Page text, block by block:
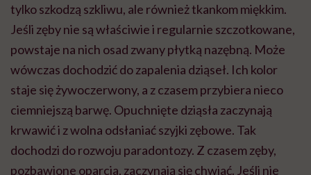
tylko szkodzą szkliwu, ale również tkankom miękkim.
Jeśli zęby nie są właściwie i regularnie szczotkowane,
powstaje na nich osad zwany płytką nazębną. Może
wówczas dochodzić do zapalenia dziąseł. Ich kolor
staje się żywoczerwony, a z czasem przybiera nieco
ciemniejszą barwę. Opuchnięte dziąsła zaczynają
krwawić i z wolna odsłaniać szyjki zębowe. Tak
dochodzi do rozwoju paradontozy. Z czasem zęby,
pozbawione oparcia, zaczynają się chwiać. Jeśli nie